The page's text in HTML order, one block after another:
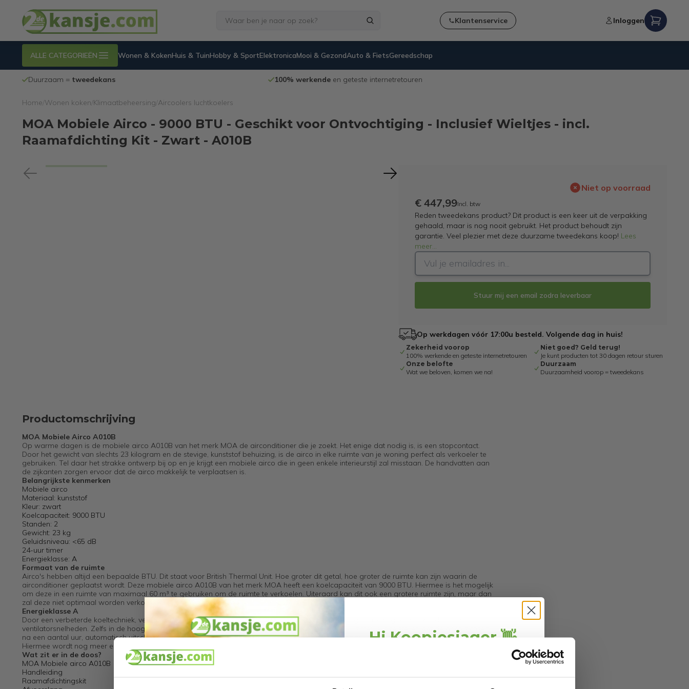
Klantenservice Inloggen
ALLE CATEGORIEËN Wonen & KokenHuis & TuinHobby & SportElektronicaMooi & GezondAuto & FietsGereedschap
Duurzaam = tweedekans 100% werkendeen geteste internetretouren
Home Wonen koken Klimaatbeheersing Aircoolers luchtkoelers
MOA Mobiele Airco - 9000 BTU - Geschikt voor Ontvochtiging - Inclusief Wieltjes - incl.
Raamafdichting Kit - Zwart - A010B
Niet op voorraad
€ 447,99Incl. btw
Reden tweedekans product? Dit product is een keer uit de verpakking
gehaald, maar is nog nooit gebruikt. Het product behoudt zijn
garantie. Veel plezier met deze duurzame tweedekans koop! Lees
meer...
Stuur mij een email zodra leverbaar
Op werkdagen vóór 17:00u besteld. Volgende dag in huis!
Zekerheid voorop
100% werkende en geteste internetretouren
Niet goed? Geld terug!
Je kunt producten tot 30 dagen retour sturen
Onze belofte
Wat we beloven, komen we na!
Duurzaam
Duurzaamheid voorop = tweedekans
Productomschrijving
MOA Mobiele Airco A010B
Op warme dagen is de mobiele airco A010B van het merk MOA de airconditioner die je zoekt. Het enige dat nodig is, is een stopcontact.
Door het gewicht van slechts 23 kilogram en de stevige, kunststof behuizing, is de airco in elke ruimte van je woning perfect als verkoeler te
gebruiken. Tel daar het strakke ontwerp bij op en je krijgt een mobiele airco die in geen enkele interieurstijl zal misstaan. De handvatten aan
de zijkanten zorgen ervoor dat de airco makkelijk te verplaatsen is.
Belangrijkste kenmerken
Mobiele airco
Materiaal: kunststof
Kleur: zwart
Koelcapaciteit: 9000 BTU
Standen: 2
Gewicht: 23 kg
Geluidsniveau: <65 dB
24-uur timer
Energieklasse: A
Formaat van de ruimte
Airco's hebben altijd een bepaalde BTU. Dit staat voor British Thermal Unit. Hoe groter dit getal, hoe groter de ruimte kan zijn waarin de
airconditioner geplaatst wordt. Deze mobiele airco A010B van het merk MOA heeft een koelcapaciteit van 9000 BTU. Hiermee is het mogelijk
om deze in een ruimte van maximaal 60 m³ te gebruiken om de ruimte te verkoelen. Uiteraard kan dit ook een grotere ruimte zijn, maar dan
zal deze niet optimaal worden verkoeld.
Energieklasse A
Door een verbeterde koeltechniek, verbruikt de mobiele airconditioner A010B van MOA weinig energie. Er kan gekozen worden uit drie
ventilatorsnelheden. Zelfs in de hoogste stand verbruikt de airco heel weinig energie. Met de 24-uur timer is in te stellen dat de airco zichzelf,
na een aantal uur, automatisch uitschakelt. Ideaal om voor het slapen gaan in te stellen. Na een paar uur zal de airco zichzelf uitschakelen.
Hiermee wordt nog meer energie bespaard.
Wat zit er in de doos?
MOA Mobiele airco A010B
Handleiding
Raamafdichtingskit
Hi Koopjesjager 👋
direct € 5,-